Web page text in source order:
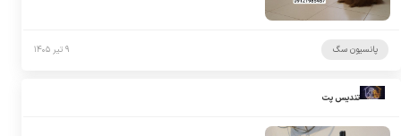
پانسیون سگ ۹ تیر ۱۴۰۵
تندیس پت